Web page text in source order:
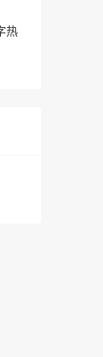
热